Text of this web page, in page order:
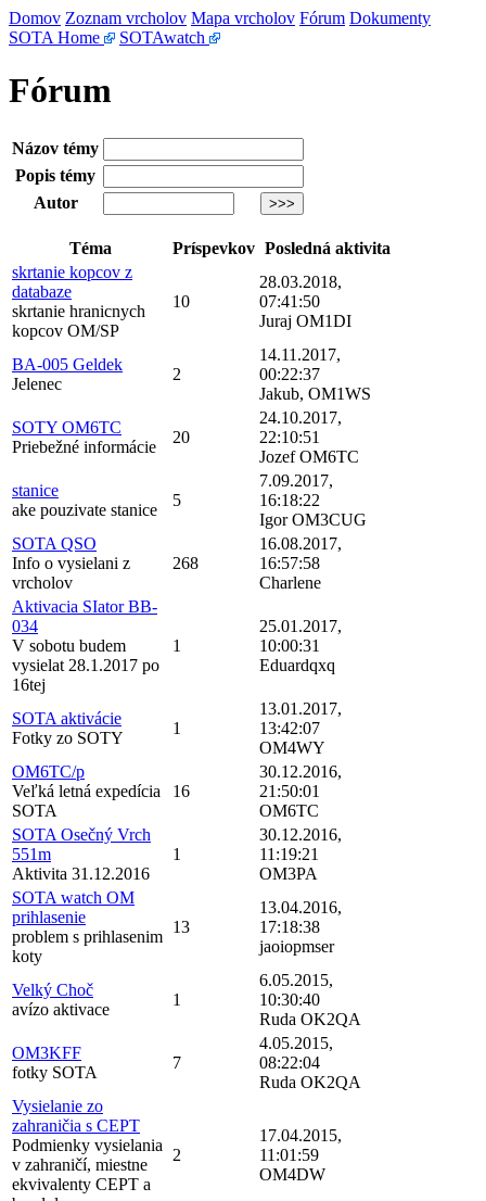
Domov Zoznam vrcholov Mapa vrcholov Fórum Dokumenty
SOTA Home
SOTAwatch
Fórum
Názov témy
Popis témy
Autor
Téma Príspevkov Posledná aktivita
skrtanie kopcov z
databaze
skrtanie hranicnych
kopcov OM/SP
10
28.03.2018,
07:41:50
Juraj OM1DI
BA-005 Geldek
Jelenec
2
14.11.2017,
00:22:37
Jakub, OM1WS
SOTY OM6TC
Priebežné informácie
20
24.10.2017,
22:10:51
Jozef OM6TC
stanice
ake pouzivate stanice
5
7.09.2017,
16:18:22
Igor OM3CUG
SOTA QSO
Info o vysielani z
vrcholov
268
16.08.2017,
16:57:58
Charlene
Aktivacia SIator BB-
034
V sobotu budem
vysielat 28.1.2017 po
16tej
1
25.01.2017,
10:00:31
Eduardqxq
SOTA aktivácie
Fotky zo SOTY
1
13.01.2017,
13:42:07
OM4WY
OM6TC/p
Veľká letná expedícia
SOTA
16
30.12.2016,
21:50:01
OM6TC
SOTA Osečný Vrch
551m
Aktivita 31.12.2016
1
30.12.2016,
11:19:21
OM3PA
SOTA watch OM
prihlasenie
problem s prihlasenim
koty
13
13.04.2016,
17:18:38
jaoiopmser
Velký Choč
avízo aktivace
1
6.05.2015,
10:30:40
Ruda OK2QA
OM3KFF
fotky SOTA
7
4.05.2015,
08:22:04
Ruda OK2QA
Vysielanie zo
zahraničia s CEPT
Podmienky vysielania
v zahraničí, miestne
ekvivalenty CEPT a
2
17.04.2015,
11:01:59
OM4DW